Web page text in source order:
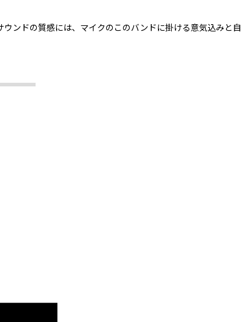
ドの質感には、マイクのこのバンドに掛ける意気込みと自